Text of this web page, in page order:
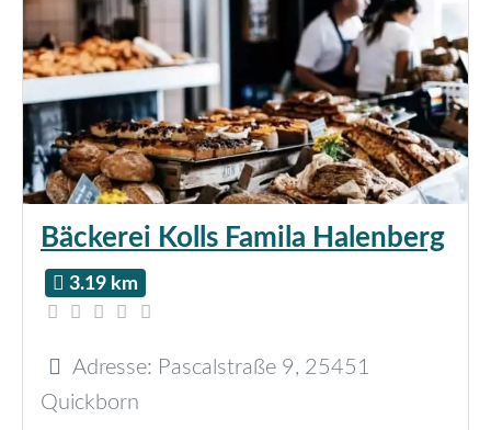
Bäckerei Kolls Famila Halenberg
3.19 km
Adresse: Pascalstraße 9, 25451
Quickborn